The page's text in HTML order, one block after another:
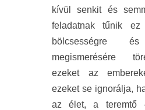
kívül senkit és
feladatnak tűnik
bölcsességre
megismerésére
ezeket az
ezeket se ignorálja,
az élet, a teremtő